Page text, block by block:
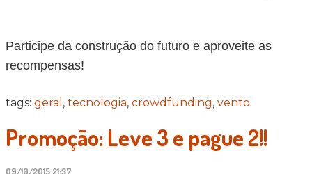
Participe da construção do futuro e aproveite as
recompensas!
tags: geral , tecnologia, crowdfunding, vento
Promoção: Leve 3 e pague 2!!
09/10/2015 21:37